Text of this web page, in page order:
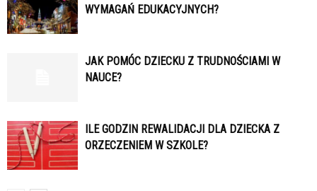
WYMAGAŃ EDUKACYJNYCH?
JAK POMÓC DZIECKU Z TRUDNOŚCIAMI W
NAUCE?
ILE GODZIN REWALIDACJI DLA DZIECKA Z
ORZECZENIEM W SZKOLE?